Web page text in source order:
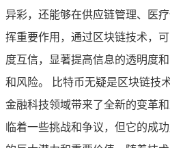
异彩，还能够在供应链管理、医
挥重要作用，通过区块链技术，
度互信，显著提高信息的透明度
和风险。 比特币无疑是区块链技
金融科技领域带来了全新的变革
临着一些挑战和争议，但它的成